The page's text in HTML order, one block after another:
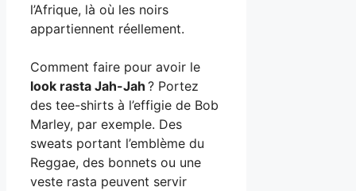
l’Afrique, là où les noirs
appartiennent réellement.
Comment faire pour avoir le
look rasta Jah-Jah ? Portez
des tee-shirts à l’effigie de Bob
Marley, par exemple. Des
sweats portant l’emblème du
Reggae, des bonnets ou une
veste rasta peuvent servir